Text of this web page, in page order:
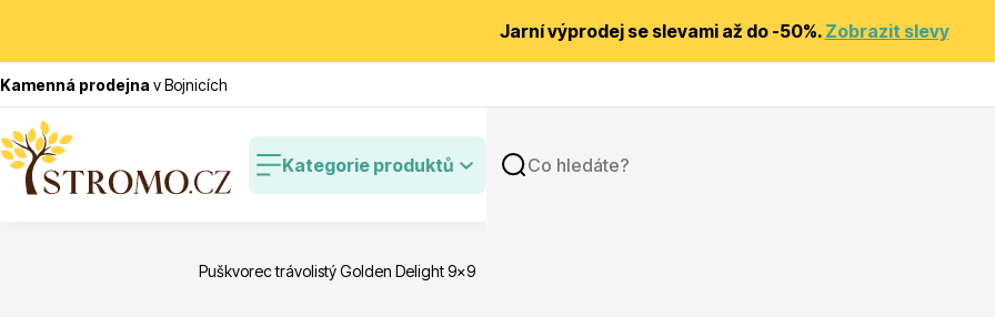
Jarní výprodej se slevami až do -50%. Zobrazit slevy
Kamenná prodejna v Bojnicích
Kategorie produktů
Puškvorec trávolistý Golden Delight 9x9